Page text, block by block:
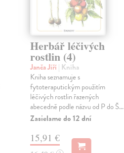
Herbář léčivých
rostlin (4)
Janča Jiří | Kniha
Kniha seznamuje s
fytoteraputickým použitím
léčivých rostlin řazených
abecedně podle názvu od P do Š...
Zasielame do 12 dní
15,91 €